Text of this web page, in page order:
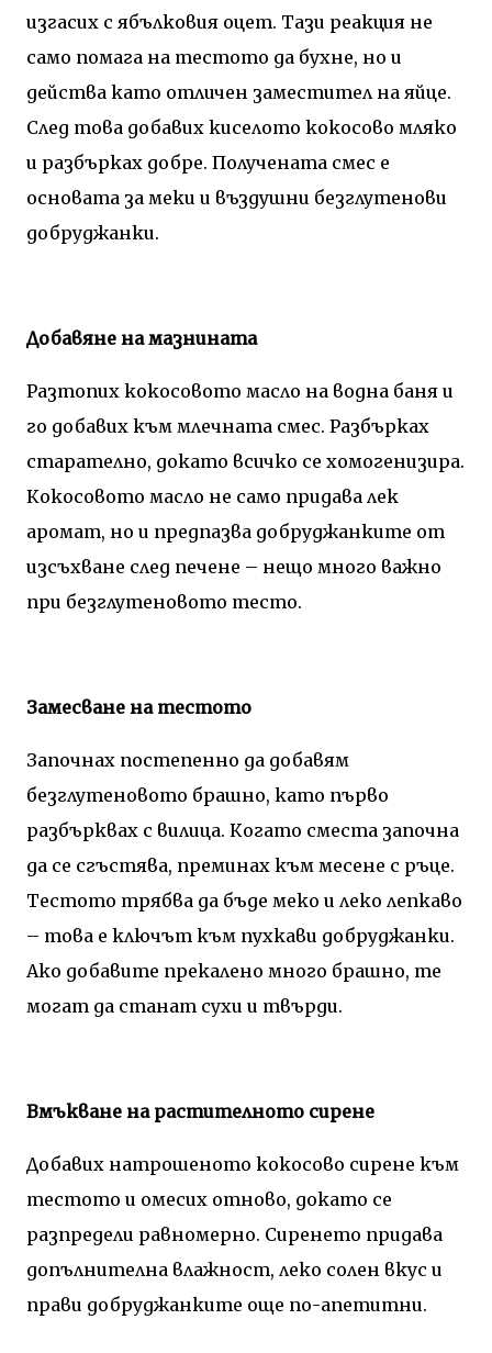
изгасих с ябълковия оцет. Тази реакция не
само помага на тестото да бухне, но и
действа като отличен заместител на яйце.
След това добавих киселото кокосово мляко
и разбърках добре. Получената смес е
основата за меки и въздушни безглутенови
добруджанки.
Добавяне на мазнината
Разтопих кокосовото масло на водна баня и
го добавих към млечната смес. Разбърках
старателно, докато всичко се хомогенизира.
Кокосовото масло не само придава лек
аромат, но и предпазва добруджанките от
изсъхване след печене – нещо много важно
при безглутеновото тесто.
Замесване на тестото
Започнах постепенно да добавям
безглутеновото брашно, като първо
разбърквах с вилица. Когато сместа започна
да се сгъстява, преминах към месене с ръце.
Тестото трябва да бъде меко и леко лепкаво
– това е ключът към пухкави добруджанки.
Ако добавите прекалено много брашно, те
могат да станат сухи и твърди.
Вмъкване на растителното сирене
Добавих натрошеното кокосово сирене към
тестото и омесих отново, докато се
разпредели равномерно. Сиренето придава
допълнителна влажност, леко солен вкус и
прави добруджанките още по-апетитни.